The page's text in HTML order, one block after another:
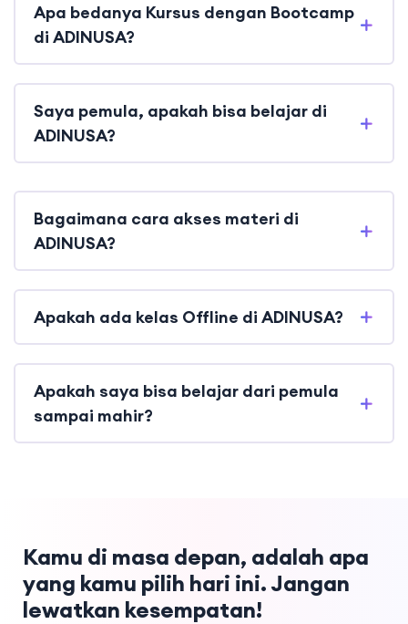
Apa bedanya Kursus dengan Bootcamp
di ADINUSA?
Saya pemula, apakah bisa belajar di
ADINUSA?
Bagaimana cara akses materi di
ADINUSA?
Apakah ada kelas Offline di ADINUSA?
Apakah saya bisa belajar dari pemula
sampai mahir?
Kamu di masa depan, adalah apa
yang kamu pilih hari ini. Jangan
lewatkan kesempatan!